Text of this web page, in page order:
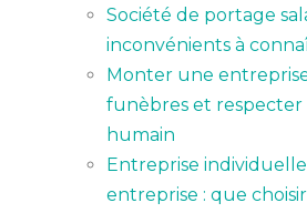
Société de portage
inconvénients à
Monter une
funèbres et respecter
humain
Entreprise
entreprise : que